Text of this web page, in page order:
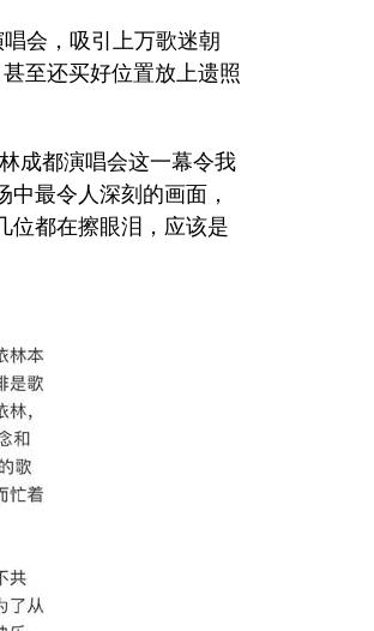
会，吸引上万歌迷朝
至还买好位置放上遗照
成都演唱会这一幕令我
最令人深刻的画面，
位都在擦眼泪，应该是